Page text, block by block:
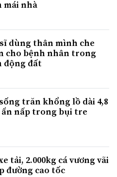
mái nhà
dùng thân mình che
cho bệnh nhân trong
động đất
trăn khổng lồ dài 4,8
nấp trong bụi tre
tải, 2.000kg cá vương vãi
đường cao tốc